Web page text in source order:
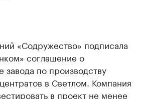
«Содружество» подписала
соглашение о
завода по производству
в Светлом. Компания
в проект не менее